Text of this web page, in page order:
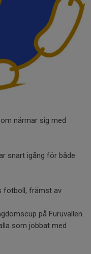
närmar sig med
snart igång för både
fotboll, främst av
på Furuvallen.
som jobbat med